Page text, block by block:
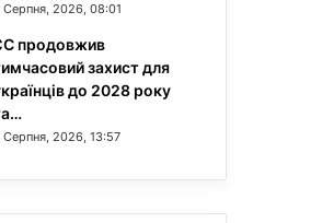
Серпня, 2026, 08:01
продовжив
захист для
до 2028 року
Серпня, 2026, 13:57